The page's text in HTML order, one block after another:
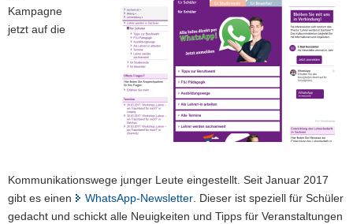
Kampagne
jetzt auf die
Kommunikationswege junger Leute eingestellt. Seit Januar 2017
gibt es einen
WhatsApp-Newsletter . Dieser ist speziell für Schüler
gedacht und schickt alle Neuigkeiten und Tipps für Veranstaltungen